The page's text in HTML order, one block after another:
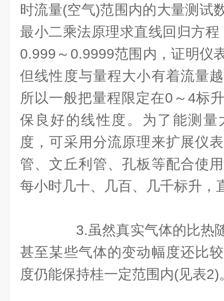
时流量(空气)范围内的大量测试
最小二乘法原理求直线回归方
0.999～0.9999范围内，证明仪
但线性度与量程大小有着流量
所以一般把量程限定在0～4标
保良好的线性度。为了能测量
度，可采用分流原理来扩展仪
管、文丘利管、孔板等配合使
每小时几十、几百、几千标升，
3.虽然真实气体的比热
甚至某些气体的变动幅度还比
度仍能保持桂一定范围内(见表2)